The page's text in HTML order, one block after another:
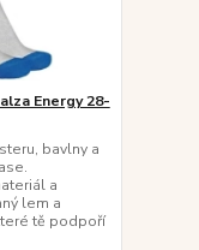
Energy 28-
bavlny a
a
lem a
tě podpoří